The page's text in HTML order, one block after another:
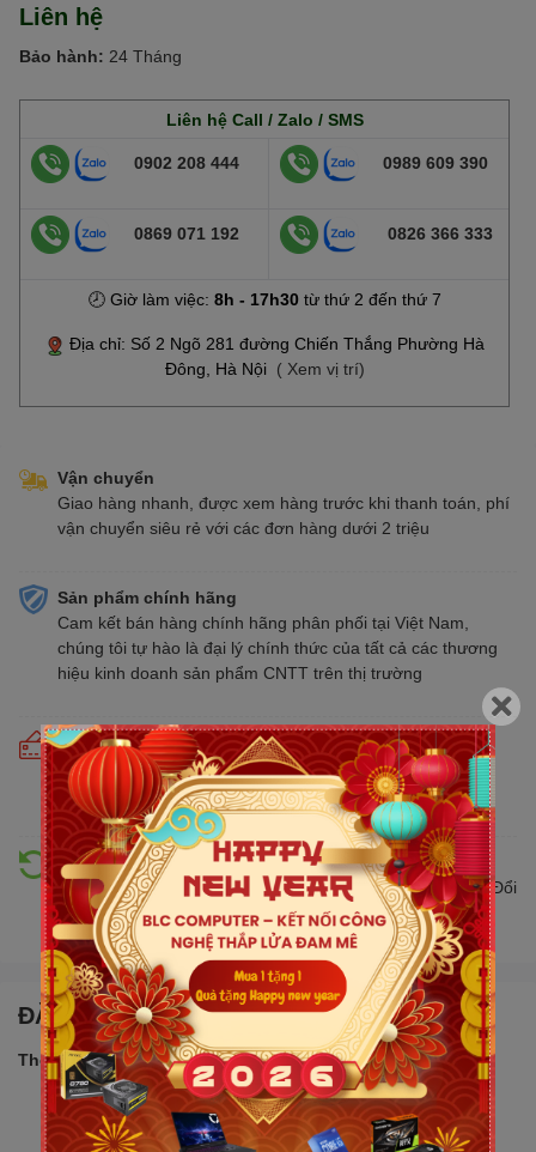
Liên hệ
Bảo hành: 24 Tháng
Liên hệ Call / Zalo / SMS
0902 208 444 0989 609 390
0869 071 192 0826 366 333
🕗 Giờ làm việc: 8h - 17h30từ thứ 2 đến thứ 7
Địa chỉ: Số 2 Ngõ 281 đường Chiến Thắng Phường Hà
Đông, Hà Nội ( Xem vị trí)
Vận chuyển
Giao hàng nhanh, được xem hàng trước khi thanh toán, phí
vận chuyển siêu rẻ với các đơn hàng dưới 2 triệu
Sản phẩm chính hãng
Cam kết bán hàng chính hãng phân phối tại Việt Nam,
chúng tôi tự hào là đại lý chính thức của tất cả các thương
hiệu kinh doanh sản phẩm CNTT trên thị trường
Cam kết giá tốt
Giá tốt hơn từ 10% - 30% so với thị trường. Liên tục cập
nhật giá mới nhất, cạnh tranh
Hỗ trợ đổi trả
Đổi trả hàng lên đến 30 ngày nếu có lỗi do nhà sản xuất. Đổi
trả hàng không cần lý do với mức phí ưu đãi
ĐẶC ĐIỂM NỔI BẬT
Thông số sản phẩm:
Bộ VXL: Core i5 13420H